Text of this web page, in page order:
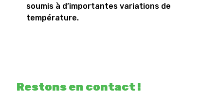
soumis à d’importantes variations de
température.
Restons en contact !